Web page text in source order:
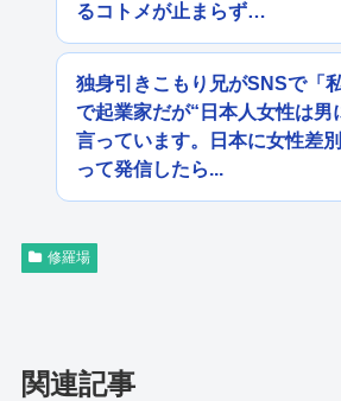
るコトメが止まらず…
独身引きこもり兄がSNSで「
で起業家だが“日本人女性は男
言っています。日本に女性差
って発信したら...
修羅場
関連記事